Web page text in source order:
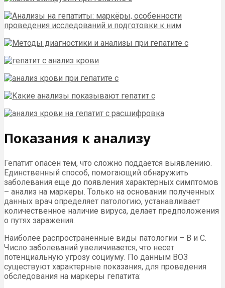
Показания к анализу
Гепатит опасен тем, что сложно поддается выявлению.
Единственный способ, помогающий обнаружить
заболевания еще до появления характерных симптомов
– анализ на маркеры. Только на основании полученных
данных врач определяет патологию, устанавливает
количественное наличие вируса, делает предположения
о путях заражения.
Наиболее распространенные виды патологии – В и С.
Число заболеваний увеличивается, что несет
потенциальную угрозу социуму. По данным ВОЗ
существуют характерные показания, для проведения
обследования на маркеры гепатита: